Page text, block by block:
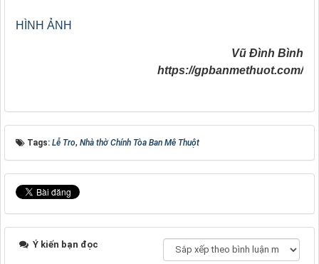
HÌNH ẢNH
Vũ Đình Bình
https://gpbanmethuot.com/
Tags: Lễ Tro, Nhà thờ Chính Tòa Ban Mê Thuột
Ý kiến bạn đọc